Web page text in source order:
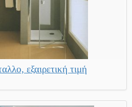
εξαιρετική τιμή